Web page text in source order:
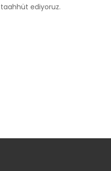
taahhüt ediyoruz.